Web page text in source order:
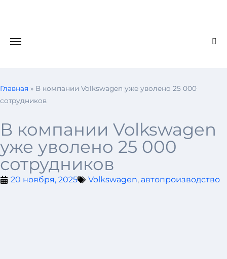
Главная » В компании Volkswagen уже уволено 25 000
сотрудников
В компании Volkswagen
уже уволено 25 000
сотрудников
20 ноября, 2025 Volkswagen, автопроизводство